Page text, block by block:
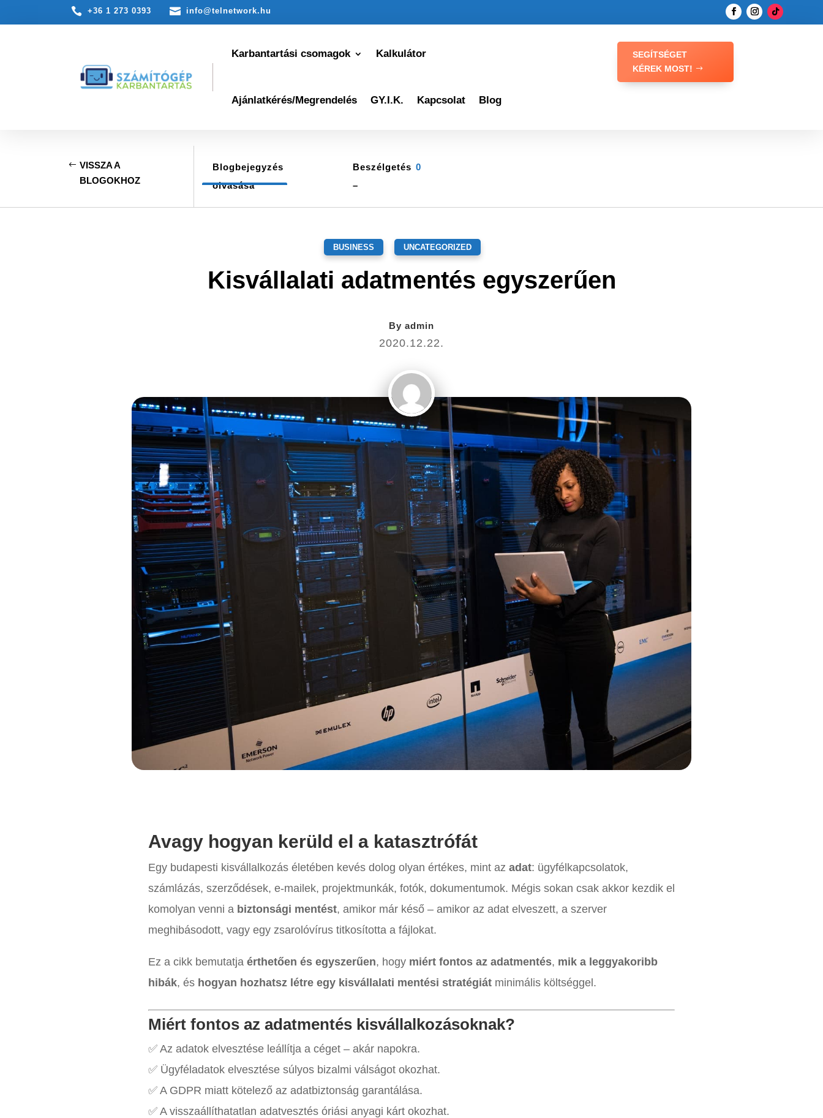
 +36 1 273 0393  info@telnetwork.hu
Karbantartási csomagok Kalkulátor
Ajánlatkérés/Megrendelés GY.I.K. Kapcsolat Blog
SEGÍTSÉGET
KÉREK MOST!
VISSZA A
BLOGOKHOZ
Blogbejegyzés
olvasása
Beszélgetés
–
0
BUSINESS UNCATEGORIZED
Kisvállalati adatmentés egyszerűen
By admin
2020.12.22.
Avagy hogyan kerüld el a katasztrófát
Egy budapesti kisvállalkozás életében kevés dolog olyan értékes, mint az adat: ügyfélkapcsolatok,
számlázás, szerződések, e-mailek, projektmunkák, fotók, dokumentumok. Mégis sokan csak akkor kezdik el
komolyan venni a biztonsági mentést, amikor már késő – amikor az adat elveszett, a szerver
meghibásodott, vagy egy zsarolóvírus titkosította a fájlokat.
Ez a cikk bemutatja érthetően és egyszerűen, hogy miért fontos az adatmentés, mik a leggyakoribb
hibák, és hogyan hozhatsz létre egy kisvállalati mentési stratégiátminimális költséggel.
Miért fontos az adatmentés kisvállalkozásoknak?
✅ Az adatok elvesztése leállítja a céget – akár napokra.
✅ Ügyféladatok elvesztése súlyos bizalmi válságot okozhat.
✅ A GDPR miatt kötelező az adatbiztonság garantálása.
✅ A visszaállíthatatlan adatvesztés óriási anyagi kárt okozhat.